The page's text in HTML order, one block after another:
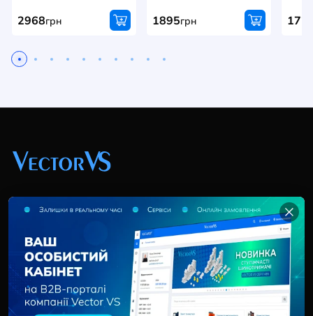
2968грн 1895грн
+38 (044) 369 51 57
02095, Україна, м. Київ, вул. Трускавецька, 10-В, оф.
info@vector-vs.com